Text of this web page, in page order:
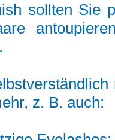
sollten Sie
z. B. auch: